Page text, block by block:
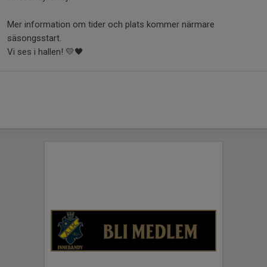
Mer information om tider och plats kommer närmare
säsongsstart.
Vi ses i hallen! 💛🖤